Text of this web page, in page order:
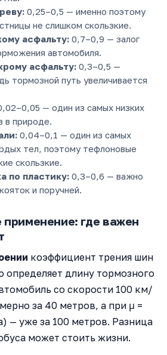
0,25–0,5 — именно поэтому
не слишком скользкие.
асфальту: 0,7–0,9 — залог
автомобиля.
асфальту: 0,3–0,5 —
тормозной путь увеличивается
— один из самых низких
в природе.
0,04–0,1 — один из самых
тел, поэтому тефлоновые
скользкие.
по пластику: 0,3–0,6 — важно
и поручней.
применение: где важен
коэффициент трения шин
определяет длину тормозного
со скорости 100 км/
за 40 метров, а при μ =
— уже за 100 метров. Разница
может стоить жизни.